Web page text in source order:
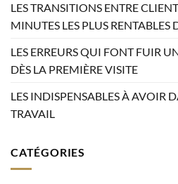
LES TRANSITIONS ENTRE
MINUTES LES PLUS RENTABLES
LES ERREURS QUI FONT FUIR
DÈS LA PREMIÈRE VISITE
LES INDISPENSABLES À AVOIR
TRAVAIL
CATÉGORIES